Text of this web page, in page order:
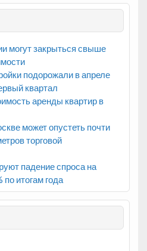
могут закрыться свыше
подорожали в апреле
квартал
аренды квартир в
может опустеть почти
торговой
падение спроса на
итогам года